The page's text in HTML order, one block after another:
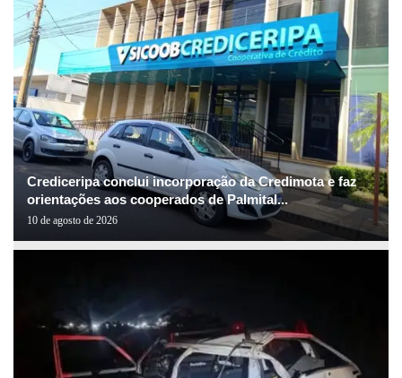
Crediceripa conclui incorporação da Credimota e faz
orientações aos cooperados de Palmital...
10 de agosto de 2026